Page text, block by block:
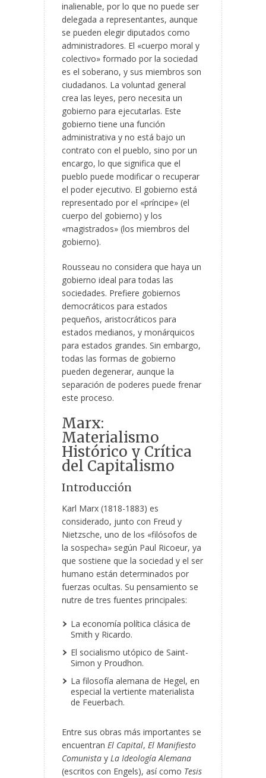
inalienable, por lo que no puede ser
delegada a representantes, aunque
se pueden elegir diputados como
administradores. El «cuerpo moral y
colectivo» formado por la sociedad
es el soberano, y sus miembros son
ciudadanos. La voluntad general
crea las leyes, pero necesita un
gobierno para ejecutarlas. Este
gobierno tiene una función
administrativa y no está bajo un
contrato con el pueblo, sino por un
encargo, lo que significa que el
pueblo puede modificar o recuperar
el poder ejecutivo. El gobierno está
representado por el «príncipe» (el
cuerpo del gobierno) y los
«magistrados» (los miembros del
gobierno).
Rousseau no considera que haya un
gobierno ideal para todas las
sociedades. Prefiere gobiernos
democráticos para estados
pequeños, aristocráticos para
estados medianos, y monárquicos
para estados grandes. Sin embargo,
todas las formas de gobierno
pueden degenerar, aunque la
separación de poderes puede frenar
este proceso.
Marx:
Materialismo
Histórico y Crítica
del Capitalismo
Introducción
Karl Marx (1818-1883) es
considerado, junto con Freud y
Nietzsche, uno de los «filósofos de
la sospecha» según Paul Ricoeur, ya
que sostiene que la sociedad y el ser
humano están determinados por
fuerzas ocultas. Su pensamiento se
nutre de tres fuentes principales:
La economía política clásica de
Smith y Ricardo.
El socialismo utópico de Saint-
Simon y Proudhon.
La filosofía alemana de Hegel, en
especial la vertiente materialista
de Feuerbach.
Entre sus obras más importantes se
encuentran El Capital, El Manifiesto
Comunista y La Ideología Alemana
(escritos con Engels), así como Tesis